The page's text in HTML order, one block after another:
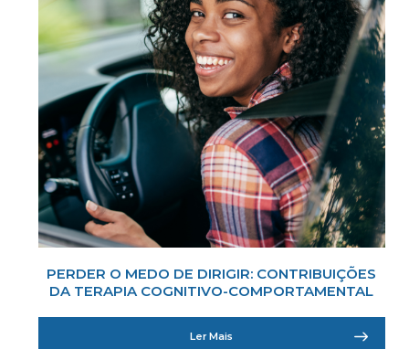
PERDER O MEDO DE DIRIGIR: CONTRIBUIÇÕES
DA TERAPIA COGNITIVO-COMPORTAMENTAL
Ler Mais